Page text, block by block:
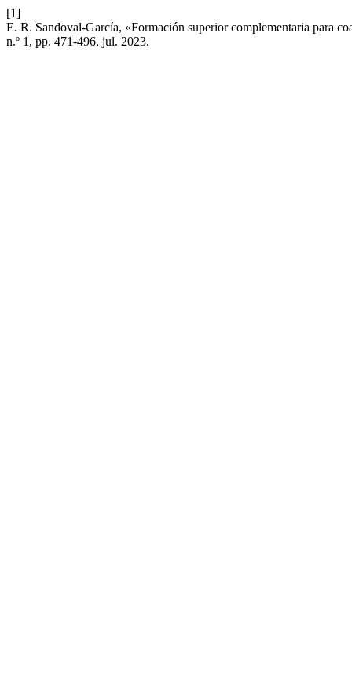
[1]
E. R. Sandoval-García, «Formación superior complementaria para
n.º 1, pp. 471-496, jul. 2023.